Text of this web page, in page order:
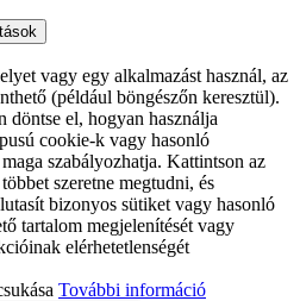
vagy egy alkalmazást használ, az
(például böngészőn keresztül).
el, hogyan használja
cookie-k vagy hasonló
szabályozhatja. Kattintson az
szeretne megtudni, és
bizonyos sütiket vagy hasonló
tartalom megjelenítését vagy
elérhetetlenségét
További információ